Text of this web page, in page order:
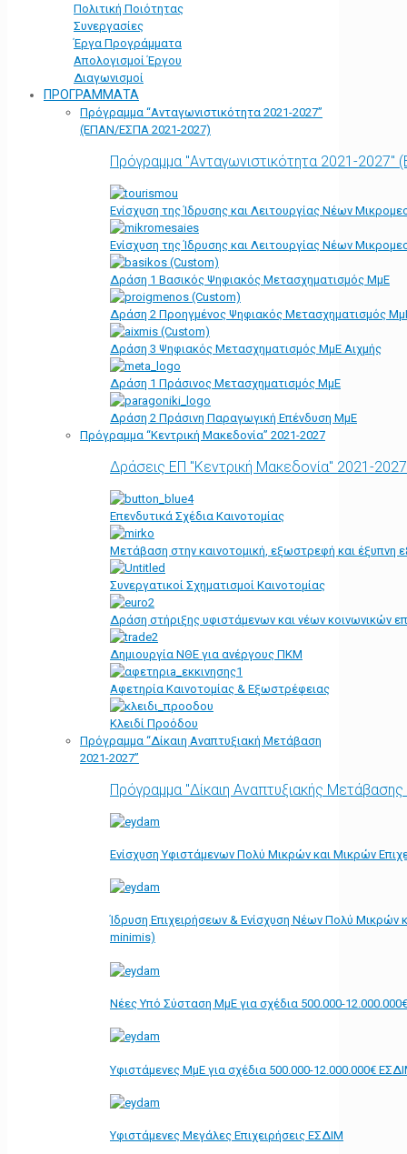
Πολιτική Ποιότητας
Συνεργασίες
Έργα Προγράμματα
Απολογισμοί Έργου
Διαγωνισμοί
ΠΡΟΓΡΑΜΜΑΤΑ
Πρόγραμμα “Ανταγωνιστικότητα 2021-2027”
(ΕΠΑΝ/ΕΣΠΑ 2021-2027)
Πρόγραμμα "Ανταγωνιστικότητα 2021-
Ενίσχυση της Ίδρυσης και Λειτουργίας Νέων
Ενίσχυση της Ίδρυσης και Λειτουργίας Νέων
Δράση 1 Βασικός Ψηφιακός Μετασχηματισμός ΜμΕ
Δράση 2 Προηγμένος Ψηφιακός Μετασχηματισμός
Δράση 3 Ψηφιακός Μετασχηματισμός ΜμΕ Αιχμής
Δράση 1 Πράσινος Μετασχηματισμός ΜμΕ
Δράση 2 Πράσινη Παραγωγική Επένδυση ΜμΕ
Πρόγραμμα “Κεντρική Μακεδονία” 2021-2027
Δράσεις ΕΠ "Κεντρική Μακεδονία" 2021-2027
Επενδυτικά Σχέδια Καινοτομίας
Μετάβαση στην καινοτομική, εξωστρεφή και έξυπνη
Συνεργατικοί Σχηματισμοί Καινοτομίας
Δράση στήριξης υφιστάμενων και νέων κοινωνικών
Δημιουργία ΝΘΕ για ανέργους ΠΚΜ
Αφετηρία Kαινοτομίας & Εξωστρέφειας
Κλειδί Προόδου
Πρόγραμμα “Δίκαιη Αναπτυξιακή Μετάβαση
2021-2027”
Πρόγραμμα "Δίκαιη Αναπτυξιακής
Ενίσχυση Υφιστάμενων Πολύ Μικρών και Μικρών
Ίδρυση Επιχειρήσεων & Ενίσχυση Νέων Πολύ Μικρών
minimis)
Νέες Υπό Σύσταση ΜμΕ για σχέδια 500.000-
Υφιστάμενες ΜμΕ για σχέδια 500.000-12.000.000€
Υφιστάμενες Μεγάλες Επιχειρήσεις ΕΣΔΙΜ